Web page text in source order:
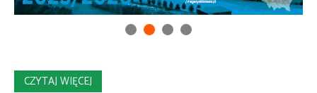
CZYTAJ WIĘCEJ